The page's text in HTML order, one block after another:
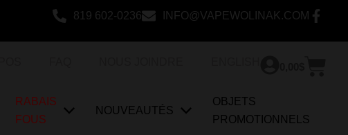
819 602-0236 INFO@VAPEWOLINAK.COM
RABAIS
FOUS
NOUVEAUTÉS
OBJETS
PROMOTIONNELS